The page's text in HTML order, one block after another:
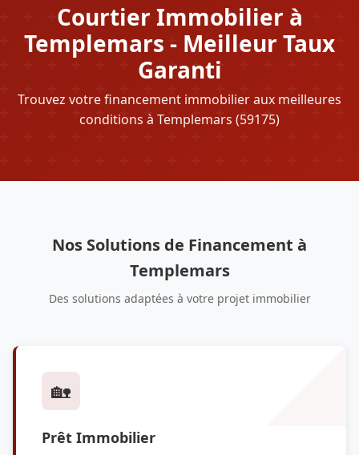
Courtier Immobilier à
Templemars - Meilleur Taux
Garanti
Trouvez votre financement immobilier aux meilleures
conditions à Templemars (59175)
Nos Solutions de Financement à
Templemars
Des solutions adaptées à votre projet immobilier
🏡
Prêt Immobilier